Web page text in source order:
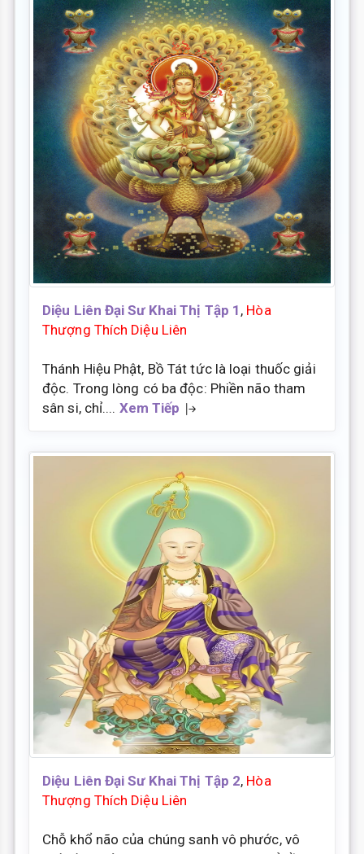
Diệu Liên Đại Sư Khai Thị Tập 1 , Hòa
Thượng Thích Diệu Liên
Thánh Hiệu Phật, Bồ Tát tức là loại thuốc giải
độc. Trong lòng có ba độc: Phiền não tham
sân si, chỉ.... Xem Tiếp
Diệu Liên Đại Sư Khai Thị Tập 2, Hòa
Thượng Thích Diệu Liên
Chỗ khổ não của chúng sanh vô phước, vô